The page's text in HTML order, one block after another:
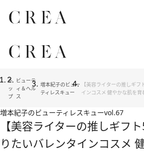
ト
ッ
プ
ビューテ
ィ＆ヘル
ス
増本紀子のビュー
ティレスキュー
【美容ライターの推しギ
インコスメ 健やかな肌を
増本紀子のビューティレスキューvol.67
【美容ライターの推しギフ
りたいバレンタインコスメ